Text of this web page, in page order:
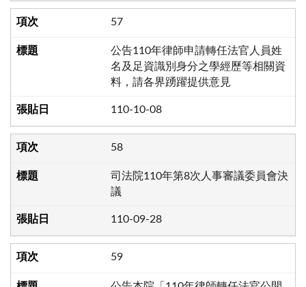
57
公告110年律師申請轉任法官人員姓
名及足資識別身分之學經歷等相關資
料，請各界踴躍提供意見
110-10-08
58
司法院110年第8次人事審議委員會決
議
110-09-28
59